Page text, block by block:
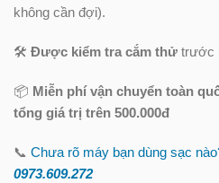
không cần đợi).
🛠️Được kiểm tra cắm thử trước
📦 Miễn phí vận chuyển toàn
tổng giá trị trên 500.000đ
📞Chưa rõ máy bạn dùng sạc
0973.609.272